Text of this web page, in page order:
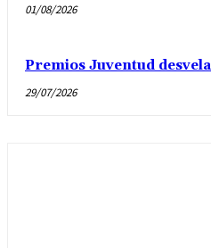
01/08/2026
Premios Juventud
29/07/2026